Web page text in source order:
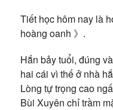
Tiết học hôm nay là
hoàng oanh 》.
Hắn bảy tuổi, đúng
hai cái vì thế ở nhà
Lòng tự trọng cao
Bùi Xuyên chỉ trầm